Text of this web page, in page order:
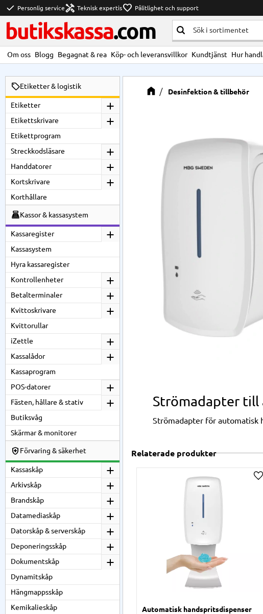
check Personlig servicehandyman Teknisk expertisfavorite Pålitlighet och support
butikskassa.com
Om oss Blogg Begagnat & rea Köp- och leveransvillkor Kundtjänst Hur
Desinfektion & tillbehör
Strömadapter till
Strömadapter för automatisk
Relaterade produkter
Automatisk handspritsdispenser
Etiketter & logistik
Etiketter
Etikettskrivare
Etikettprogram
Streckkodsläsare
Handdatorer
Kortskrivare
Korthållare
Kassor & kassasystem
Kassaregister
Kassasystem
Hyra kassaregister
Kontrollenheter
Betalterminaler
Kvittoskrivare
Kvittorullar
iZettle
Kassalådor
Kassaprogram
POS-datorer
Fästen, hållare & stativ
Butiksvåg
Skärmar & monitorer
Förvaring & säkerhet
Kassaskåp
Arkivskåp
Brandskåp
Datamediaskåp
Datorskåp & serverskåp
Deponeringsskåp
Dokumentskåp
Dynamitskåp
Hängmappsskåp
Kemikalieskåp